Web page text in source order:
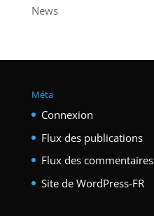
News
Méta
Connexion
Flux des publications
Flux des commentaires
Site de WordPress-FR